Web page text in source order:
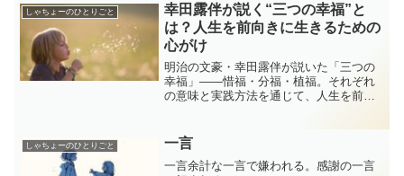
しゃちょーのひとりごと
幸田露伴が説く“三つの幸福”と
は？人生を前向きに生きるための
心がけ
明治の文豪・幸田露伴が説いた「三つの
幸福」――惜福・分福・植福。それぞれ
の意味と実践方法を通じて、人生を前向
しゃちょーのひとりごと 一言
一言余計な一言で嫌われる。感謝の一言